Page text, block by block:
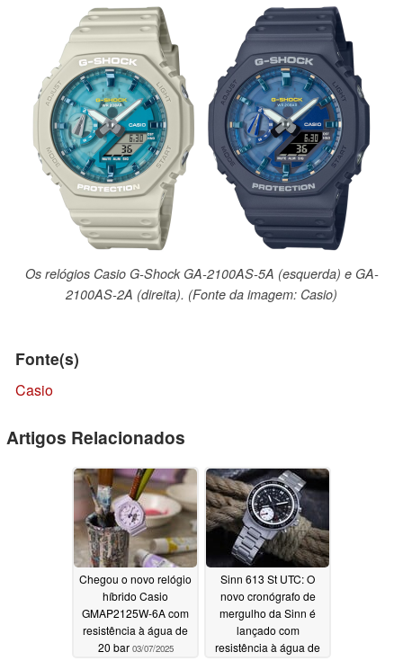
Os relógios Casio G-Shock GA-2100AS-5A (esquerda) e GA-
2100AS-2A (direita). (Fonte da imagem: Casio)
Fonte(s)
Casio
Artigos Relacionados
Chegou o novo relógio
híbrido Casio
GMAP2125W-6A com
resistência à água de
20 bar 03/07/2025
Sinn 613 St UTC: O
novo cronógrafo de
mergulho da Sinn é
lançado com
resistência à água de